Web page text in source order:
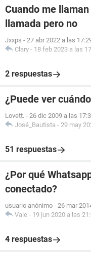
Cuando me
llamada pero no
Jxxps - 27 abr 2022 a las
Clary - 18 feb 2023 a las
2 respuestas
¿Puede ver
Lovett. - 26 dic 2009 a las
José_Bautista - 29 may
51 respuestas
¿Por qué
conectado?
usuario anónimo - 26 mar
Vale - 19 jun 2020 a las
4 respuestas